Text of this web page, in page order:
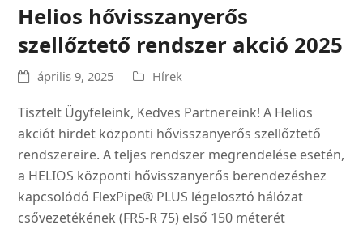
Helios hővisszanyerős
szellőztető rendszer akció 2025
április 9, 2025 Hírek
Tisztelt Ügyfeleink, Kedves Partnereink! A Helios
akciót hirdet központi hővisszanyerős szellőztető
rendszereire. A teljes rendszer megrendelése esetén,
a HELIOS központi hővisszanyerős berendezéshez
kapcsolódó FlexPipe® PLUS légelosztó hálózat
csővezetékének (FRS-R 75) első 150 méterét